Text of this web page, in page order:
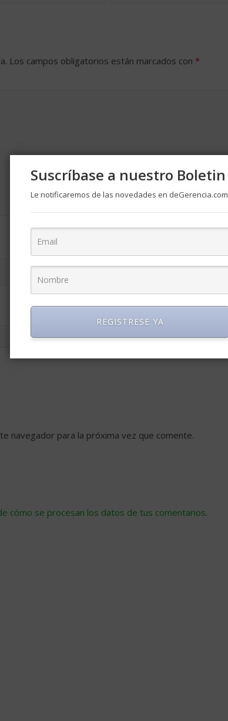
Los campos obligatorios están marcados con *
navegador para la próxima vez que comente.
cómo se procesan los datos de tus comentarios.
Suscríbase a nuestro Boletin
Le notificaremos de las novedades en deGerencia.com
REGISTRESE YA